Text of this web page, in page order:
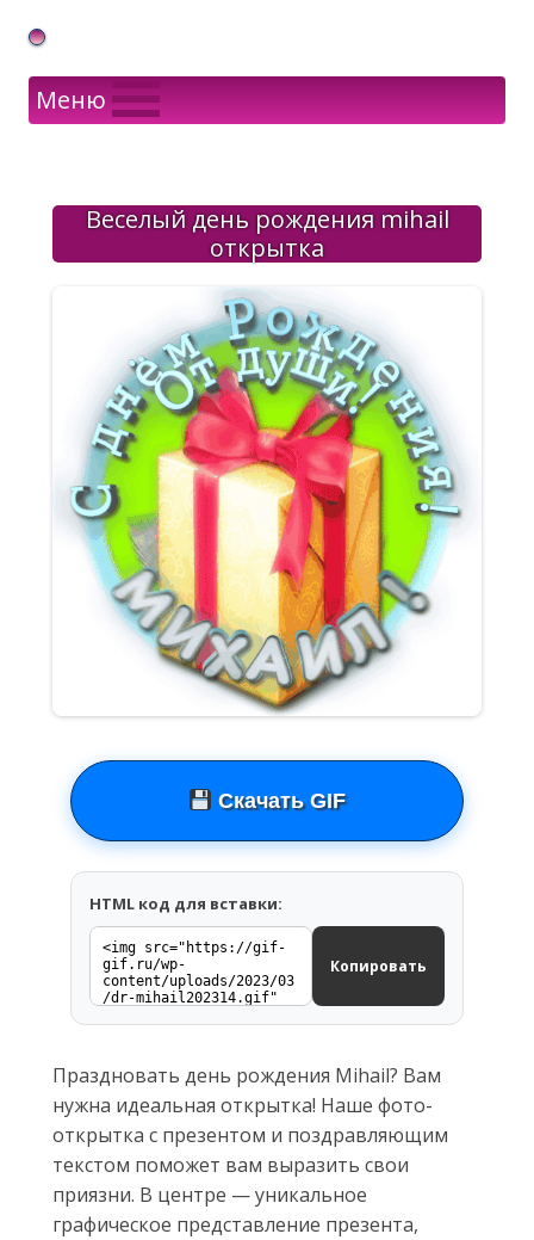
Gif Открытки в подарок
Меню
Веселый день рождения mihail
открытка
Скачать GIF
HTML код для вставки:
Копировать
Праздновать день рождения Mihail? Вам
нужна идеальная открытка! Наше фото-
открытка с презентом и поздравляющим
текстом поможет вам выразить свои
приязни. В центре — уникальное
графическое представление презента,